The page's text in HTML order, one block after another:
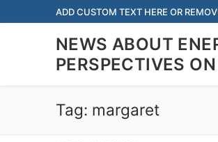
to
ADD CUSTOM TEXT HERE OR
NEWS ABOUT
PERSPECTIVES
Tag: margaret